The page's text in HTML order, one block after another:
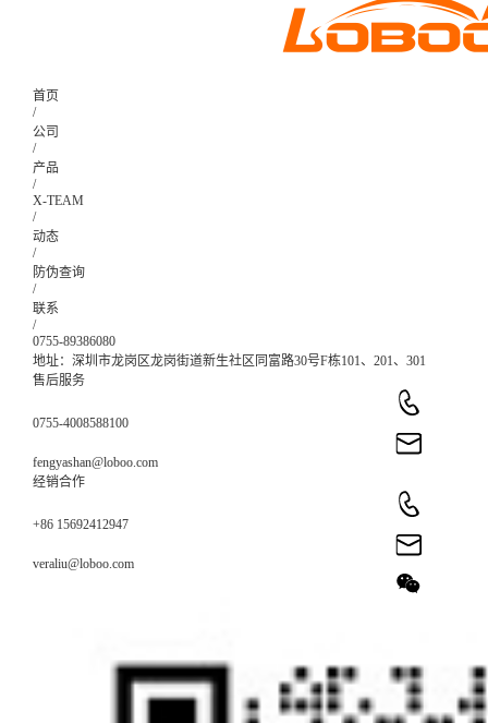
首页
/
公司
/
产品
/
X-TEAM
/
动态
/
防伪查询
/
联系
/
0755-89386080
地址：深圳市龙岗区龙岗街道新生社区同富路30号F栋101、201、301
售后服务
0755-4008588100
fengyashan@loboo.com
经销合作
+86 15692412947
veraliu@loboo.com